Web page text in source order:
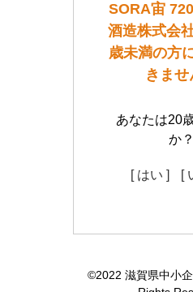
SORA宙
酒造株式会
歳未満の方
きませ
あなたは20
か？
[ はい ] [
©2022 滋賀県中小